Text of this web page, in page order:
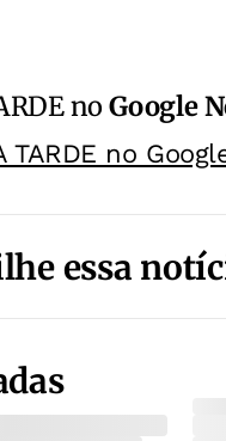
noGoogle
TARDE no
essa